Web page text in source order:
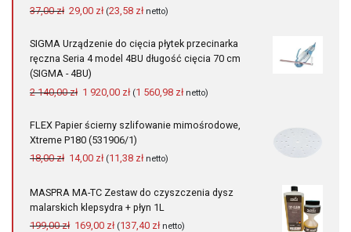
37,00zł Pierwotna
wynosiła:
37,00 zł.
29,00 złAktualna
wynosi:
29,00 zł.
(23,58 złnetto)
SIGMA Urządzenie do cięcia płytek przecinarka
ręczna Seria 4 model 4BU długość cięcia 70 cm
(SIGMA - 4BU)
2 140,00zł Pierwotna
wynosiła:
2
1 920,00 złAktualna
wynosi:
1
(1 560,98 złnetto)
FLEX Papier ścierny szlifowanie mimośrodowe,
Xtreme P180 (531906/1)
18,00zł Pierwotna
wynosiła:
18,00 zł.
14,00 złAktualna
wynosi:
14,00 zł.
(11,38 złnetto)
MASPRA MA-TC Zestaw do czyszczenia dysz
malarskich klepsydra + płyn 1L
199,00zł Pierwotna
169,00 złAktualna
(137,40 złnetto)